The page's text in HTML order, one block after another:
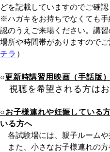
どを記載していますのでご確認
※ハガキをお持ちでなくても
認のうえご来場ください。講
場所や時間帯がありますので
チラ ）
○更新時講習用映画（手話版
視聴を希望される方は
○お子様連れや妊娠している
いる方へ
各試験場には、親子ルームや
また、小さなお子様連れの方